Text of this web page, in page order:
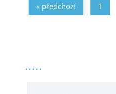
« předchozí 1
.....